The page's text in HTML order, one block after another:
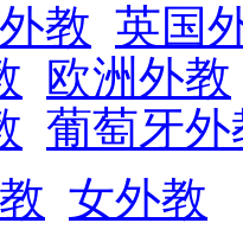
教 英国
欧洲外教
葡萄牙外
女外教